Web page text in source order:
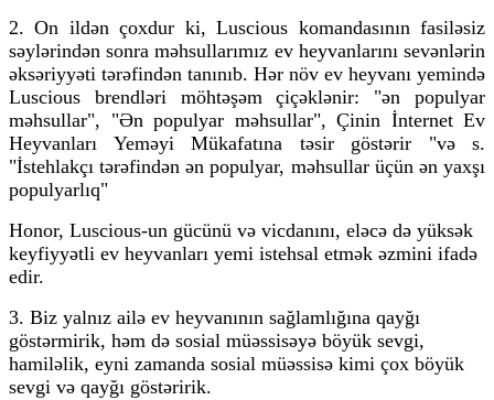
2. On ildən çoxdur ki, Luscious komandasının fasiləsiz
səylərindən sonra məhsullarımız ev heyvanlarını sevənlərin
əksəriyyəti tərəfindən tanınıb. Hər növ ev heyvanı yemində
Luscious brendləri möhtəşəm çiçəklənir: "ən populyar
məhsullar", "Ən populyar məhsullar", Çinin İnternet Ev
Heyvanları Yeməyi Mükafatına təsir göstərir "və s.
"İstehlakçı tərəfindən ən populyar, məhsullar üçün ən yaxşı
populyarlıq"
Honor, Luscious-un gücünü və vicdanını, eləcə də yüksək
keyfiyyətli ev heyvanları yemi istehsal etmək əzmini ifadə
edir.
3. Biz yalnız ailə ev heyvanının sağlamlığına qayğı
göstərmirik, həm də sosial müəssisəyə böyük sevgi,
hamiləlik, eyni zamanda sosial müəssisə kimi çox böyük
sevgi və qayğı göstəririk.